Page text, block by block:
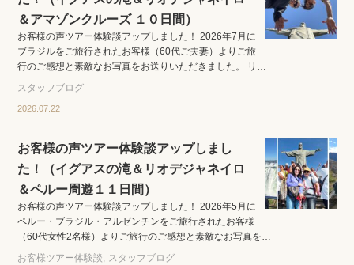
＆アマゾンクルーズ １０日間）
お客様の声ツアー体験談アップしました！ 2026年7月に
ブラジルをご旅行されたお客様（60代ご夫妻）よりご旅
行のご感想と素敵なお写真をお送りいただきました。 リ…
スタッフブログ
2026.07.22
お客様の声ツアー体験談アップしまし
た！（イグアスの滝＆リオデジャネイロ
＆ペルー周遊１１日間）
お客様の声ツアー体験談アップしました！ 2026年5月に
ペルー・ブラジル・アルゼンチンをご旅行されたお客様
（60代女性2名様）よりご旅行のご感想と素敵なお写真を…
お客様ツアー体験談
スタッフブログ